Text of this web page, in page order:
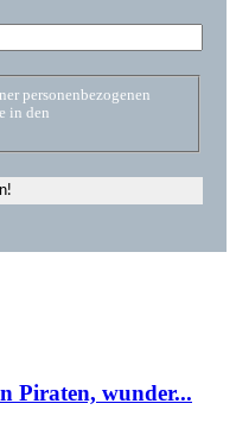
personenbezogenen
in den
Piraten, wunder...